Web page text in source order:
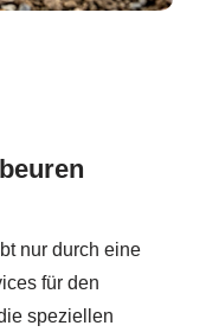
nur durch eine
für den
speziellen